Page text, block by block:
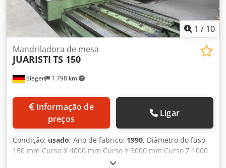
1 / 10
Siegen 1 798 km
Mandriladora de mesa
JUARISTI TS 150
preços
Ligar
Condição: usado, Ano de fabrico: 1990, Diâmetro do fuso
150 mm Curso X 4000 mm Curso Y 3000 mm Curso Z 1000
mm Curso W 1500 mm Área da mesa 2000x2000 mm